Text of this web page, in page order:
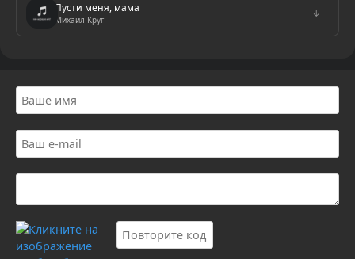
Пусти меня, мама
Михаил Круг
↓